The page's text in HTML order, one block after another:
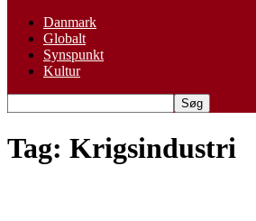
Danmark
Globalt
Synspunkt
Kultur
Tag: Krigsindustri